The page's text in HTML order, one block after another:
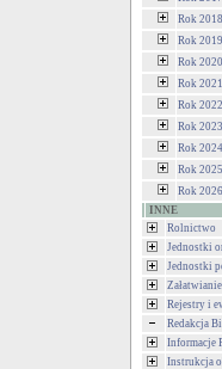
Rok 2018
Rok 2019
Rok 2020
Rok 2021
Rok 2022
Rok 2023
Rok 2024
Rok 2025
Rok 2026
INNE
Rolnictwo
Jednostki
Jednostki
Rejestry i
Redakcja
Informacje
Instrukcja